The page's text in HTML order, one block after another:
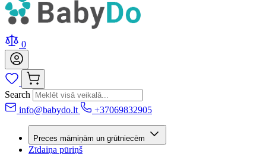
0
Search
info@babydo.lt
+37069832905
Preces māmiņām un grūtniecēm
Zīdaiņa pūriņš